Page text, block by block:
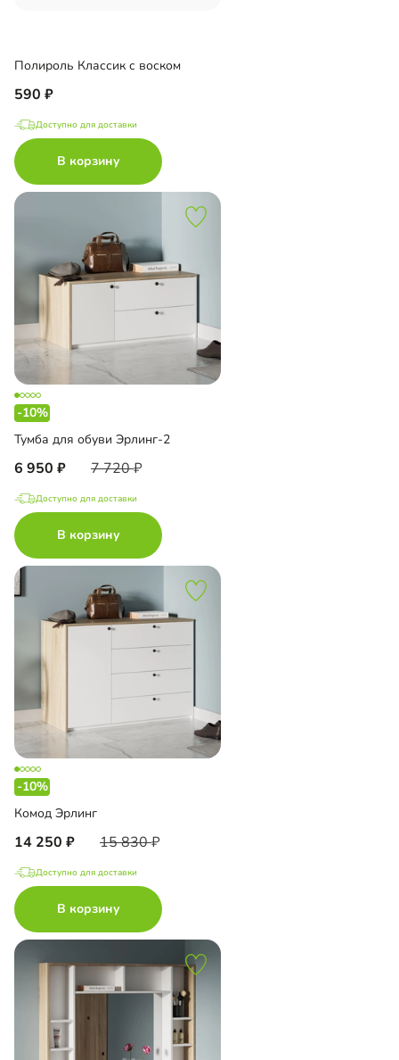
Полироль Классик с воском
590
Доступно для доставки
В корзину
-10%
Тумба для обуви Эрлинг-2
6 950 7 720
Доступно для доставки
В корзину
-10%
Комод Эрлинг
14 250 15 830
Доступно для доставки
В корзину